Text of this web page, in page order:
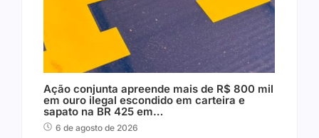
Ação conjunta apreende mais de R$ 800 mil
em ouro ilegal escondido em carteira e
sapato na BR 425 em…
6 de agosto de 2026